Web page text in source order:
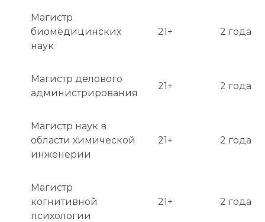
Магистр
биомедицинских
наук
21+ 2 года
Магистр делового
администрирования
21+ 2 года
Магистр наук в
области химической
инженерии
21+ 2 года
Магистр
когнитивной
психологии
21+ 2 года